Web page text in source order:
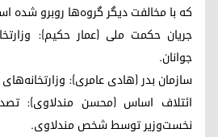
که با مخالفت دیگر گروه‌ها روبرو شده
جریان حکمت ملی (عمار حکیم):
جوانان.
سازمان بدر (هادی عامری):
ائتلاف اساس (محسن مندلاوی):
نخست‌وزیر توسط شخص مندلاوی.